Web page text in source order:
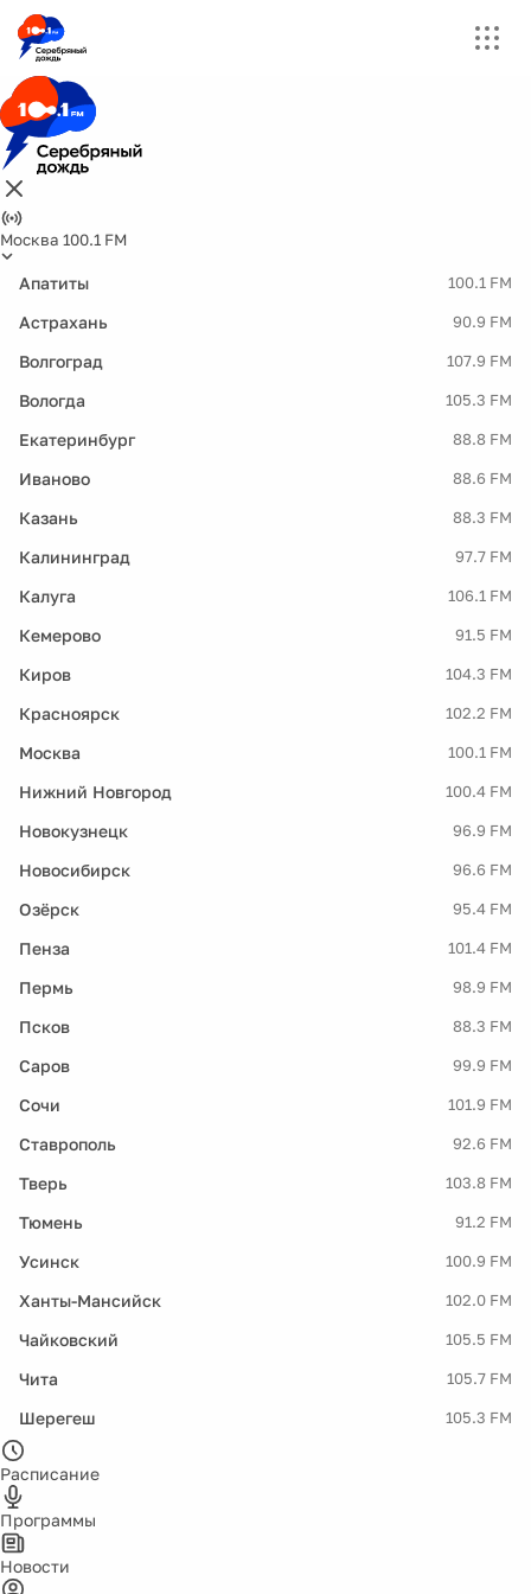
Москва 100.1 FM
Апатиты 100.1 FM
Астрахань 90.9 FM
Волгоград 107.9 FM
Вологда 105.3 FM
Екатеринбург 88.8 FM
Иваново 88.6 FM
Казань 88.3 FM
Калининград 97.7 FM
Калуга 106.1 FM
Кемерово 91.5 FM
Киров 104.3 FM
Красноярск 102.2 FM
Москва 100.1 FM
Нижний Новгород 100.4 FM
Новокузнецк 96.9 FM
Новосибирск 96.6 FM
Озёрск 95.4 FM
Пенза 101.4 FM
Пермь 98.9 FM
Псков 88.3 FM
Саров 99.9 FM
Сочи 101.9 FM
Ставрополь 92.6 FM
Тверь 103.8 FM
Тюмень 91.2 FM
Усинск 100.9 FM
Ханты-Мансийск 102.0 FM
Чайковский 105.5 FM
Чита 105.7 FM
Шерегеш 105.3 FM
Расписание
Программы
Новости